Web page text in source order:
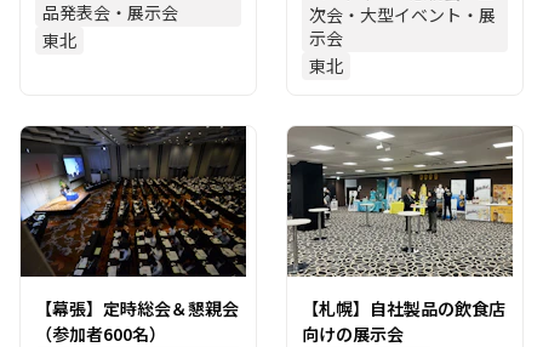
品発表会・展示会
東北
次会・大型イベント・展
示会
東北
【幕張】定時総会＆懇親会
（参加者600名）
【札幌】自社製品の飲食店
向けの展示会